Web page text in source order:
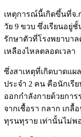
เหตุการณ์นี้เกิดขึ้นที่จ
วัย 9 ขวบ ซึ่งเรียนอยู่
รักษาตัวที่โรงพยาบา
เหลืองไหลตลอดเวลา
ซึ่งสาเหตุที่เกิดบาดแผ
ประจำ 2 คน คือนักเรี
ออกกำลังกายด้วยกา
จากเชื้อรา กลาก เกลื้
ทุรนทุราย เท่านั้นไม่พ